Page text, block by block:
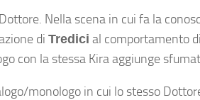
Nella scena in cui fa la
di Tredici al comportamento di
con la stessa Kira aggiunge
monologo in cui lo stesso